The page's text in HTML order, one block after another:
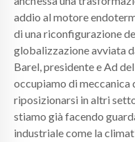
addio al motore
di una riconfigurazione
globalizzazione avviata
Barel, presidente e Ad
occupiamo di meccanica
riposizionarsi in altri
stiamo già facendo
industriale come la